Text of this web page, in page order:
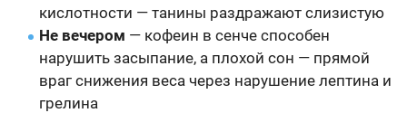
кислотности — танины раздражают слизистую
Не вечером — кофеин в сенче способен
нарушить засыпание, а плохой сон — прямой
враг снижения веса через нарушение лептина и
грелина